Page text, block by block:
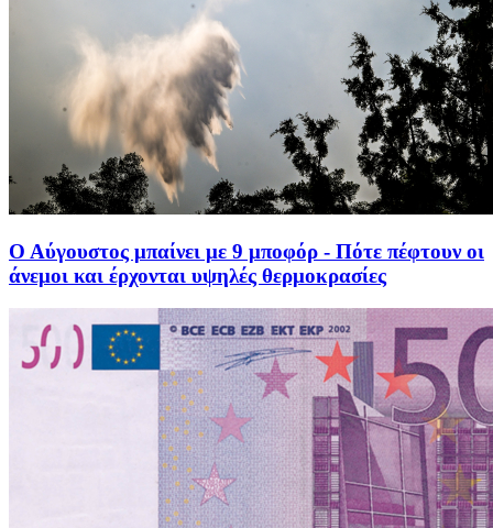
Ο Αύγουστος μπαίνει με 9 μποφόρ - Πότε πέφτουν οι
άνεμοι και έρχονται υψηλές θερμοκρασίες